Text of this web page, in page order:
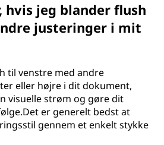
hvis jeg blander flush
justeringer i mit
til venstre med andre
eller højre i dit dokument,
visuelle strøm og gøre dit
er generelt bedst at
gennem et enkelt stykke